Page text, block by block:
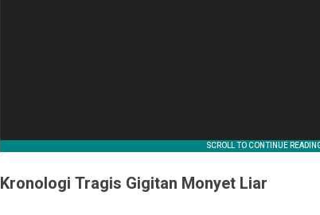
Kronologi Tragis Gigitan Monyet Liar